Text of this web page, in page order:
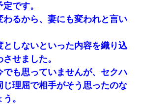
娠した」俺『それじゃあ皆に祝ってもら
帰ってホームパーティー→俺『皆に祝え
』→
る女性が鍵をわかりやすいところに隠し
忍びこんでみよう！」→ 結果
いる。当時生まれた姪が義弟の子じゃな
婚になり…
です。
わるから、妻にも変われと言い
としないといった内容を織り込
せました。
でも思っていませんが、セクハ
じ理屈で相手がそう思ったのな
。